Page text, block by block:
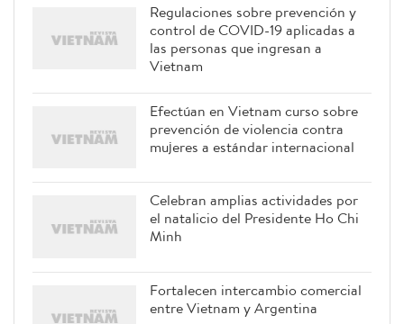
Regulaciones sobre prevención y
control de COVID-19 aplicadas a
las personas que ingresan a
Vietnam
Efectúan en Vietnam curso sobre
prevención de violencia contra
mujeres a estándar internacional
Celebran amplias actividades por
el natalicio del Presidente Ho Chi
Minh
Fortalecen intercambio comercial
entre Vietnam y Argentina